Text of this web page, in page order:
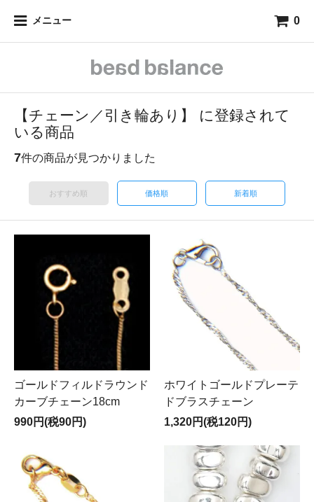
メニュー 0
【チェーン／引き輪あり】 に登録されて
いる商品
7件の商品が見つかりました
おすすめ順 価格順 新着順
ゴールドフィルドラウンド
カーブチェーン18cm
990円(税90円)
ホワイトゴールドプレーテ
ドブラスチェーン
1,320円(税120円)